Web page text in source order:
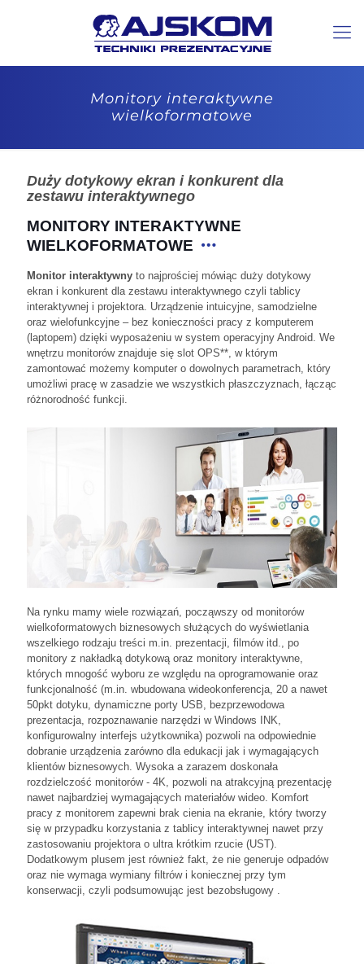
Monitory interaktywne
wielkoformatowe
Duży dotykowy ekran i konkurent dla
zestawu interaktywnego
MONITORY INTERAKTYWNE
WIELKOFORMATOWE
Monitor interaktywny to najprościej mówiąc duży dotykowy
ekran i konkurent dla zestawu interaktywnego czyli tablicy
interaktywnej i projektora. Urządzenie intuicyjne, samodzielne
oraz wielofunkcyjne – bez konieczności pracy z komputerem
(laptopem) dzięki wyposażeniu w system operacyjny Android. We
wnętrzu monitorów znajduje się slot OPS**, w którym
zamontować możemy komputer o dowolnych parametrach, który
umożliwi pracę w zasadzie we wszystkich płaszczyznach, łącząc
różnorodność funkcji.
Na rynku mamy wiele rozwiązań, począwszy od monitorów
wielkoformatowych biznesowych służących do wyświetlania
wszelkiego rodzaju treści m.in. prezentacji, filmów itd., po
monitory z nakładką dotykową oraz monitory interaktywne,
których mnogość wyboru ze względu na oprogramowanie oraz
funkcjonalność (m.in. wbudowana wideokonferencja, 20 a nawet
50pkt dotyku, dynamiczne porty USB, bezprzewodowa
prezentacja, rozpoznawanie narzędzi w Windows INK,
konfigurowalny interfejs użytkownika) pozwoli na odpowiednie
dobranie urządzenia zarówno dla edukacji jak i wymagających
klientów biznesowych. Wysoka a zarazem doskonała
rozdzielczość monitorów - 4K, pozwoli na atrakcyjną prezentację
nawet najbardziej wymagających materiałów wideo. Komfort
pracy z monitorem zapewni brak cienia na ekranie, który tworzy
się w przypadku korzystania z tablicy interaktywnej nawet przy
zastosowaniu projektora o ultra krótkim rzucie (UST).
Dodatkowym plusem jest również fakt, że nie generuje odpadów
oraz nie wymaga wymiany filtrów i koniecznej przy tym
konserwacji, czyli podsumowując jest bezobsługowy .